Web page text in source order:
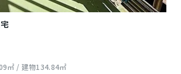
㎡ / 建物134.84㎡